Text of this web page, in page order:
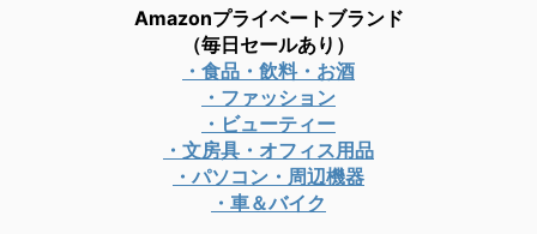
Amazonプライベートブランド
（毎日セールあり）
・食品・飲料・お酒
・ファッション
・ビューティー
・文房具・オフィス用品
・パソコン・周辺機器
・車＆バイク